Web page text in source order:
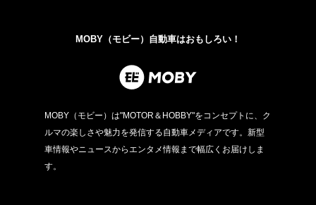
MOBY（モビー）自動車はおもしろい！
MOBY（モビー）は"MOTOR＆HOBBY"をコンセプトに、ク
ルマの楽しさや魅力を発信する自動車メディアです。新型
車情報やニュースからエンタメ情報まで幅広くお届けしま
す。